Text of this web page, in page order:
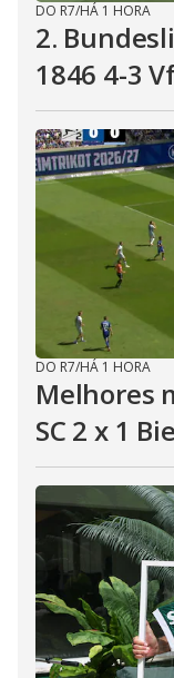
DO R7/HÁ 1 HORA
2.
1846 4-3
DO R7/HÁ 1 HORA
Melhores
SC 2 x 1